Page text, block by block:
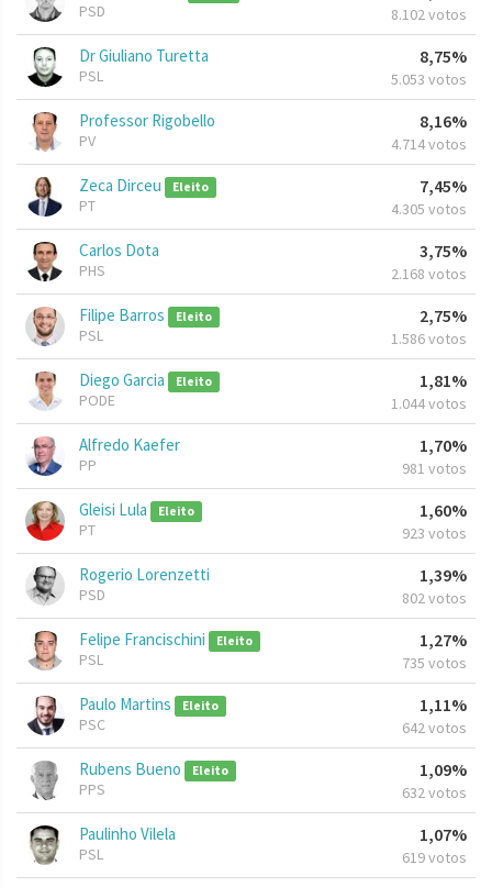
PSD 8.102 votos
Dr Giuliano Turetta
PSL
8,75%
5.053 votos
Professor Rigobello
PV
8,16%
4.714 votos
Zeca Dirceu Eleito
PT
7,45%
4.305 votos
Carlos Dota
PHS
3,75%
2.168 votos
Filipe Barros Eleito
PSL
2,75%
1.586 votos
Diego Garcia Eleito
PODE
1,81%
1.044 votos
Alfredo Kaefer
PP
1,70%
981 votos
Gleisi Lula Eleito
PT
1,60%
923 votos
Rogerio Lorenzetti
PSD
1,39%
802 votos
Felipe Francischini Eleito
PSL
1,27%
735 votos
Paulo Martins Eleito
PSC
1,11%
642 votos
Rubens Bueno Eleito
PPS
1,09%
632 votos
Paulinho Vilela
PSL
1,07%
619 votos